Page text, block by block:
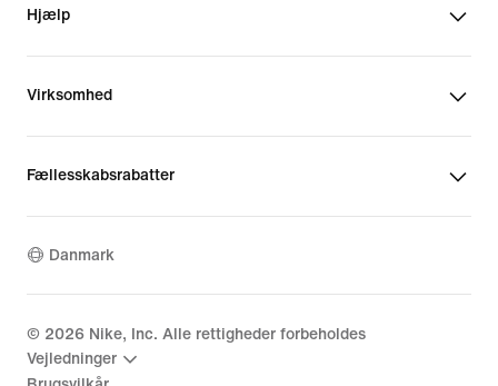
Hjælp
Virksomhed
Fællesskabsrabatter
Danmark
© 2026 Nike, Inc. Alle rettigheder forbeholdes
Vejledninger